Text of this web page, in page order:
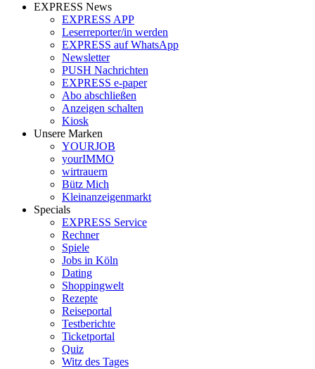
EXPRESS News
EXPRESS APP
Leserreporter/in werden
EXPRESS auf WhatsApp
Newsletter
PUSH Nachrichten
EXPRESS e-paper
Abo abschließen
Anzeigen schalten
Kiosk
Unsere Marken
YOURJOB
yourIMMO
wirtrauern
Bütz Mich
Kleinanzeigenmarkt
Specials
EXPRESS Service
Rechner
Spiele
Jobs in Köln
Dating
Shoppingwelt
Rezepte
Reiseportal
Testberichte
Ticketportal
Quiz
Witz des Tages